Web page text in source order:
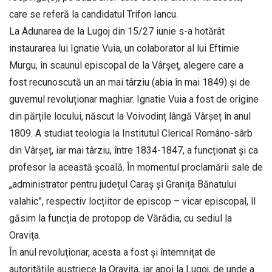
care se referă la candidatul Trifon Iancu.
La Adunarea de la Lugoj din 15/27 iunie s-a hotărât
instaurarea lui Ignatie Vuia, un colaborator al lui Eftimie
Murgu, în scaunul episcopal de la Vârșeț, alegere care a
fost recunoscută un an mai târziu (abia în mai 1849) și de
guvernul revoluționar maghiar. Ignatie Vuia a fost de origine
din părțile locului, născut la Voivodinț lângă Vârșeț în anul
1809. A studiat teologia la Institutul Clerical Româno-sârb
din Vârșeț, iar mai târziu, între 1834-1847, a funcționat și ca
profesor la această școală. În momentul proclamării sale de
„administrator pentru județul Caraș și Granița Bănatului
valahic”, respectiv locțiitor de episcop – vicar episcopal, îl
găsim la funcția de protopop de Vărădia, cu sediul la
Oravița.
În anul revoluționar, acesta a fost și întemnițat de
autoritățile austriece la Oravița, iar apoi la Lugoj, de unde a